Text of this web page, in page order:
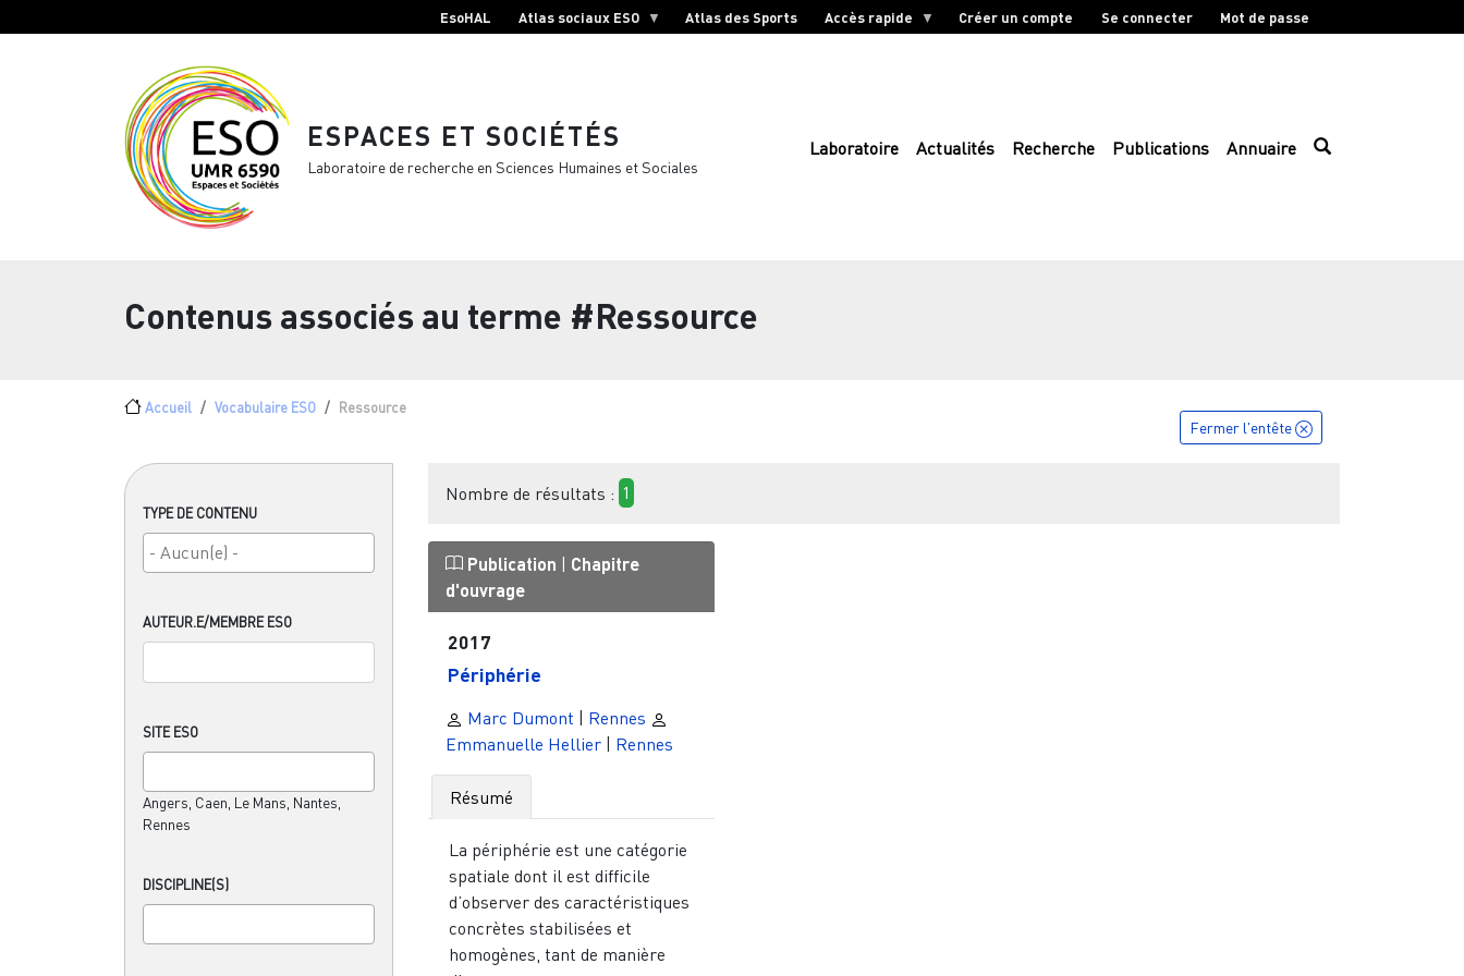
EsoHAL Atlas sociaux ESO Atlas des Sports Accès rapide Créer un compte Se connecter Mot de passe
ESPACES ET SOCIÉTÉS
Laboratoire de recherche en Sciences Humaines et Sociales
Laboratoire Actualités Recherche Publications Annuaire
Contenus associés au terme #Ressource
Fil d'Ariane
Accueil Vocabulaire ESO Ressource
TYPE DE CONTENU
AUTEUR.E/MEMBRE ESO
SITE ESO
Angers, Caen, Le Mans, Nantes,
Rennes
DISCIPLINE(S)
Fermer l'entête
Nombre de résultats : 1
Publication | Chapitre
d'ouvrage
2017
Périphérie
Marc Dumont | Rennes
Emmanuelle Hellier | Rennes
Résumé
La périphérie est une catégorie
spatiale dont il est difficile
d’observer des caractéristiques
concrètes stabilisées et
homogènes, tant de manière